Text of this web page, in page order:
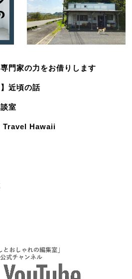
門家の力をお借りします
近頃の話
室
Travel Hawaii